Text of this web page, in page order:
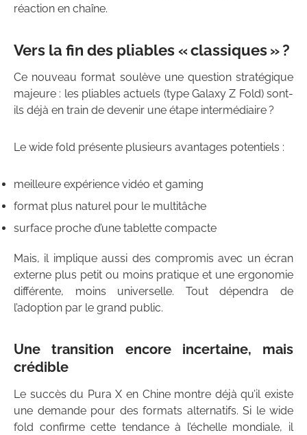
réaction en chaîne.
Vers la fin des pliables « classiques » ?
Ce nouveau format soulève une question stratégique
majeure : les pliables actuels (type Galaxy Z Fold) sont-
ils déjà en train de devenir une étape intermédiaire ?
Le wide fold présente plusieurs avantages potentiels :
meilleure expérience vidéo et gaming
format plus naturel pour le multitâche
surface proche d’une tablette compacte
Mais, il implique aussi des compromis avec un écran
externe plus petit ou moins pratique et une ergonomie
différente, moins universelle. Tout dépendra de
l’adoption par le grand public.
Une transition encore incertaine, mais
crédible
Le succès du Pura X en Chine montre déjà qu’il existe
une demande pour des formats alternatifs. Si le wide
fold confirme cette tendance à l’échelle mondiale, il